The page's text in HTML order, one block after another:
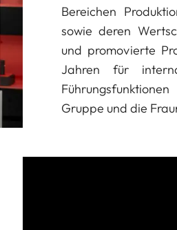
Bereichen
sowie deren
und promovierte
Jahren für
Gruppe und die